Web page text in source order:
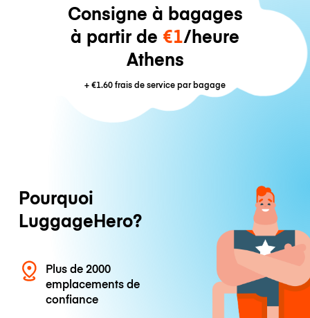
Consigne à bagages
à partir de €1/heure
Athens
+€1.60frais de service par bagage
Pourquoi
LuggageHero?
Plus de 2000
emplacements de
confiance